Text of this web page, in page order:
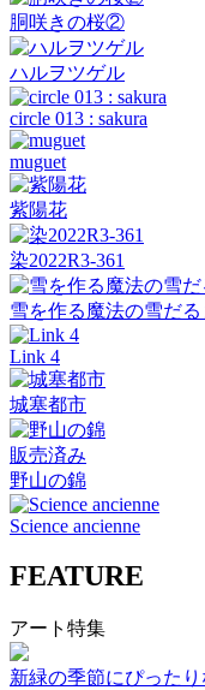
胴咲きの桜②
ハルヲツゲル
circle 013 : sakura
muguet
紫陽花
染2022R3-361
雪を作る魔法の雪だる
Link 4
城塞都市
販売済み
野山の錦
Science ancienne
FEATURE
アート特集
新緑の季節にぴったり